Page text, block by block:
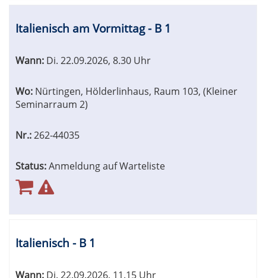
Italienisch am Vormittag - B 1
Wann: Di. 22.09.2026, 8.30 Uhr
Wo: Nürtingen, Hölderlinhaus, Raum 103, (Kleiner
Seminarraum 2)
Nr.:262-44035
Status:Anmeldung auf Warteliste
Italienisch - B 1
Wann: Di. 22.09.2026, 11.15 Uhr